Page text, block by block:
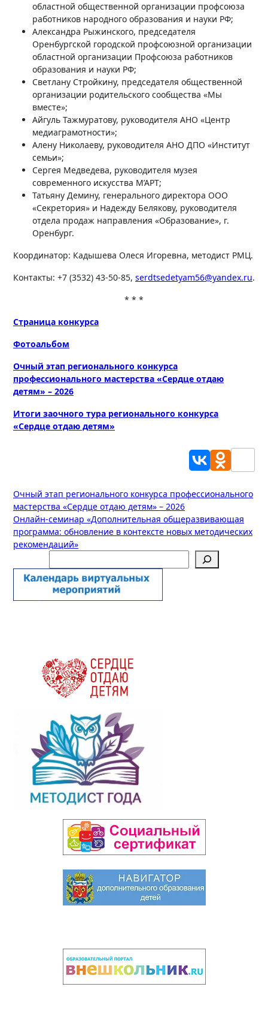
областной общественной организации профсоюза
работников народного образования и науки РФ;
Александра Рыжинского, председателя
Оренбургской городской профсоюзной организации
областной организации Профсоюза работников
образования и науки РФ;
Светлану Стройкину, председателя общественной
организации родительского сообщества «Мы
вместе»;
Айгуль Тажмуратову, руководителя АНО «Центр
медиаграмотности»;
Алену Николаеву, руководителя АНО ДПО «Институт
семьи»;
Сергея Медведева, руководителя музея
современного искусства М’АРТ;
Татьяну Демину, генерального директора ООО
«Секретория» и Надежду Белякову, руководителя
отдела продаж направления «Образование», г.
Оренбург.
Координатор: Кадышева Олеся Игоревна, методист РМЦ.
Контакты: +7 (3532) 43-50-85, serdtsedetyam56@yandex.ru.
* * *
Страница конкурса
Фотоальбом
Очный этап регионального конкурса
профессионального мастерства «Сердце отдаю
детям» – 2026
Итоги заочного тура регионального конкурса
«Сердце отдаю детям»
Навигация
по
записям
Очный этап регионального конкурса профессионального
мастерства «Сердце отдаю детям» – 2026
Онлайн-семинар «Дополнительная общеразвивающая
программа: обновление в контексте новых методических
рекомендаций»